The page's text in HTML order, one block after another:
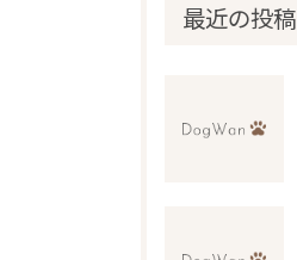
最近の投稿